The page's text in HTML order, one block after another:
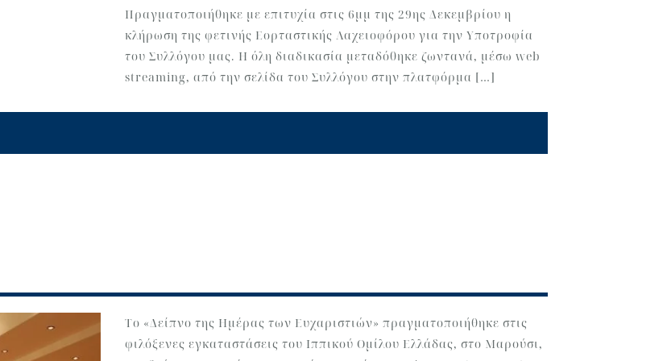
Πραγματοποιήθηκε με επιτυχία στις 6μμ της 29ης Δεκεμβρίου η
κλήρωση της φετινής Εορταστικής Λαχειοφόρου για την Υποτροφία
του Συλλόγου μας. Η όλη διαδικασία μεταδόθηκε ζωντανά, μέσω web
streaming, από την σελίδα του Συλλόγου στην πλατφόρμα […]
Το «Δείπνο της Ημέρας των Ευχαριστιών» πραγματοποιήθηκε στις
φιλόξενες εγκαταστάσεις του Ιππικού Ομίλου Ελλάδας, στο Μαρούσι,